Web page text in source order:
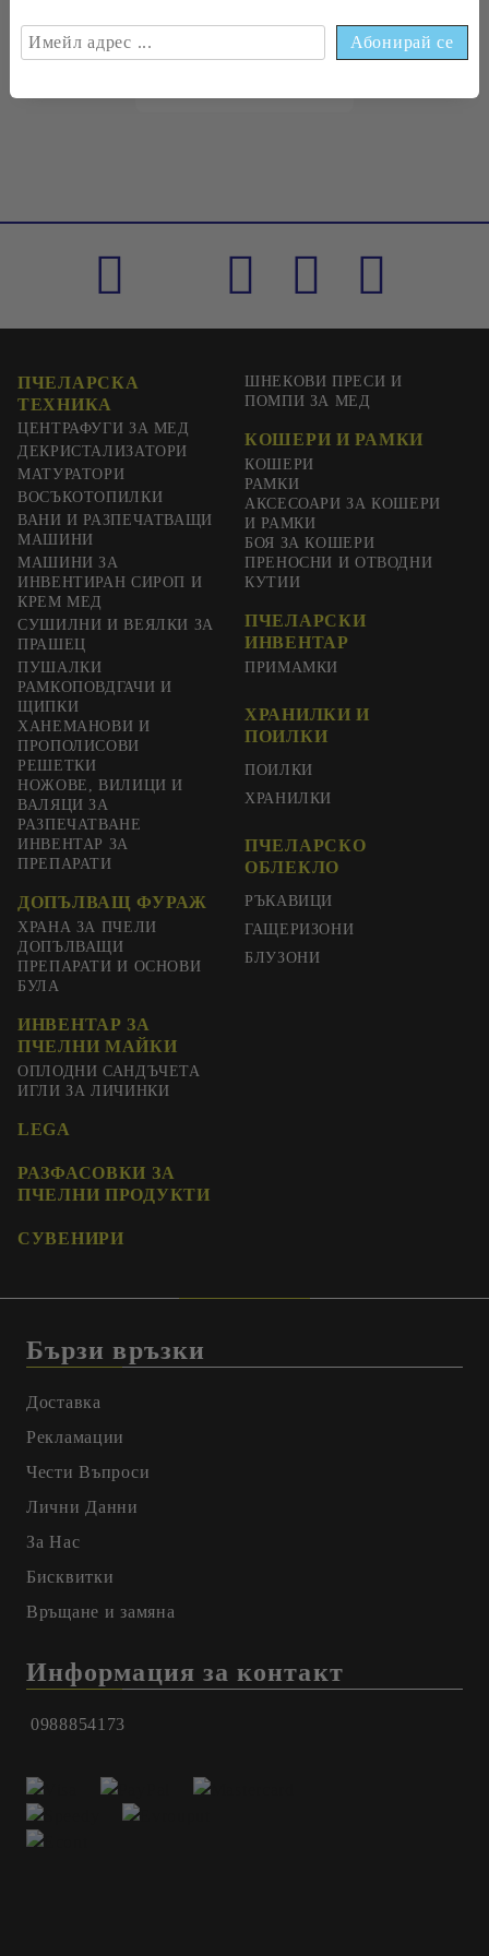
ПЧЕЛАРСКА
ТЕХНИКА
ЦЕНТРАФУГИ ЗА МЕД
ДЕКРИСТАЛИЗАТОРИ
МАТУРАТОРИ
ВОСЪКОТОПИЛКИ
ВАНИ И РАЗПЕЧАТВАЩИ
МАШИНИ
МАШИНИ ЗА
ИНВЕНТИРАН СИРОП И
КРЕМ МЕД
СУШИЛНИ И ВЕЯЛКИ ЗА
ПРАШЕЦ
ШНЕКОВИ ПРЕСИ И
ПОМПИ ЗА МЕД
КОШЕРИ И РАМКИ
КОШЕРИ
РАМКИ
АКСЕСОАРИ ЗА КОШЕРИ
И РАМКИ
БОЯ ЗА КОШЕРИ
ПРЕНОСНИ И ОТВОДНИ
КУТИИ
ПЧЕЛАРСКИ
ИНВЕНТАР
ПУШАЛКИ
РАМКОПОВДГАЧИ И
ЩИПКИ
ХАНЕМАНОВИ И
ПРОПОЛИСОВИ
РЕШЕТКИ
НОЖОВЕ, ВИЛИЦИ И
ВАЛЯЦИ ЗА
РАЗПЕЧАТВАНЕ
ИНВЕНТАР ЗА
ПРЕПАРАТИ
ДОПЪЛВАЩ ФУРАЖ
ХРАНА ЗА ПЧЕЛИ
ДОПЪЛВАЩИ
ПРЕПАРАТИ И ОСНОВИ
ПРИМАМКИ
ХРАНИЛКИ И
ПОИЛКИ
ПОИЛКИ
ХРАНИЛКИ
ПЧЕЛАРСКО
ОБЛЕКЛО
РЪКАВИЦИ
ГАЩЕРИЗОНИ
БЛУЗОНИ
БУЛА
ИНВЕНТАР ЗА
ПЧЕЛНИ МАЙКИ
ОПЛОДНИ САНДЪЧЕТА
ИГЛИ ЗА ЛИЧИНКИ
LEGA
РАЗФАСОВКИ ЗА
ПЧЕЛНИ ПРОДУКТИ
СУВЕНИРИ
Бързи връзки
Доставка
Рекламации
Чести Въпроси
Лични Данни
За Нас
Бисквитки
Връщане и замяна
Информация за контакт
0988854173